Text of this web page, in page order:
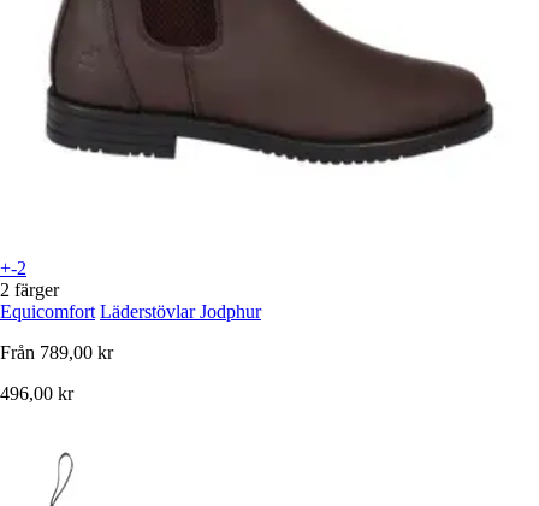
+-2
2 färger
Equicomfort Läderstövlar Jodphur
Från 789,00 kr
496,00 kr